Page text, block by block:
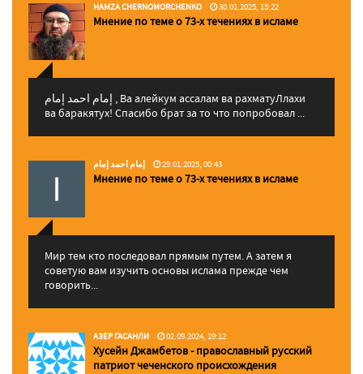
HAMZA CHERNOMORCHENKO 30.01.2025, 15:22
Мнение по теме о 73-х течениях в исламе
إمام احمد إمام , Ва алейкум ассалам ва рахматуЛлахи
ва баракятух! Спасибо брат за то что попробовал ...
إمام احمد إمام 29.01.2025, 00:43
Мнение по теме о 73-х течениях в исламе
Мир тем кто последовал прямым путем. А затем я
советую вам изучить основы ислама прежде чем
говорить...
АЗЕР ГАСАНЛИ 02.09.2024, 19:12
Хусейн Джамбетов - православный русский
патриот чеченского происхождения